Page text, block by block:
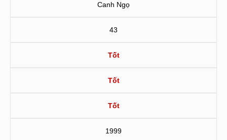
Canh Ngọ
43
Tốt
Tốt
Tốt
1999